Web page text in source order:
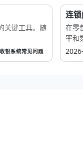
关键工具。随
收银系统常见问题
连
在零
率和